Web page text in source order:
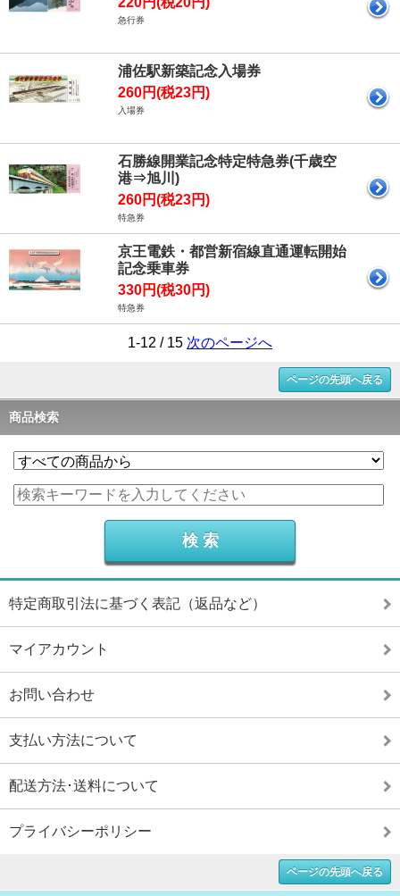
急行券
浦佐駅新築記念入場券
260円(税23円)
入場券
石勝線開業記念特定特急券(千歳空
港⇒旭川)
260円(税23円)
特急券
京王電鉄・都営新宿線直通運転開始
記念乗車券
330円(税30円)
特急券
1-12 / 15 次のページへ
ページの先頭へ戻る
商品検索
特定商取引法に基づく表記（返品など）
マイアカウント
お問い合わせ
支払い方法について
配送方法･送料について
プライバシーポリシー
ページの先頭へ戻る